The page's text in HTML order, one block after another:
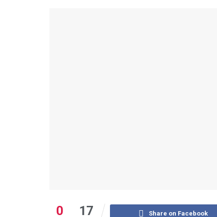
0 17 Share on Facebook